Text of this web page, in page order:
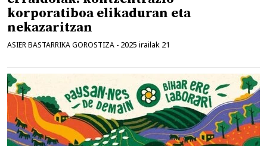
korporatiboa elikaduran eta
nekazaritzan
ASIER BASTARRIKA GOROSTIZA - 2025 irailak 21